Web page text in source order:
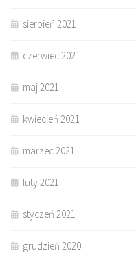
sierpień 2021
czerwiec 2021
maj 2021
kwiecień 2021
marzec 2021
luty 2021
styczeń 2021
grudzień 2020